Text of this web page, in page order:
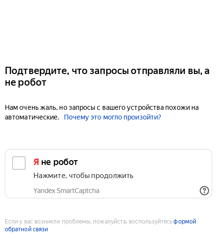
Подтвердите, что запросы отправляли вы, а
не робот
Нам очень жаль, но запросы с вашего устройства похожи на
автоматические.
Почему это могло произойти?
Я не робот
Нажмите, чтобы продолжить
Yandex SmartCaptcha
Если у вас возникли проблемы, пожалуйста, воспользуйтесьформой
обратной связи